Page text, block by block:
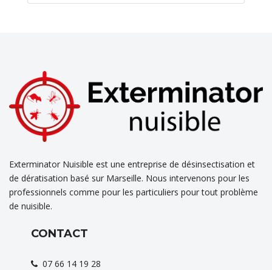
Exterminator Nuisible est une entreprise de désinsectisation et
de dératisation basé sur Marseille. Nous intervenons pour les
professionnels comme pour les particuliers pour tout problème
de nuisible.
CONTACT
07 66 14 19 28